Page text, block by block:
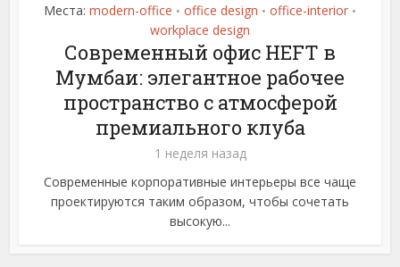
Места: modern-office • office design • office-interior •
workplace design
Современный офис HEFT в
Мумбаи: элегантное рабочее
пространство с атмосферой
премиального клуба
1 неделя назад
Современные корпоративные интерьеры все чаще
проектируются таким образом, чтобы сочетать
высокую...